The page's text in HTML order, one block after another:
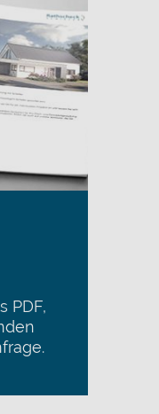
PDF,